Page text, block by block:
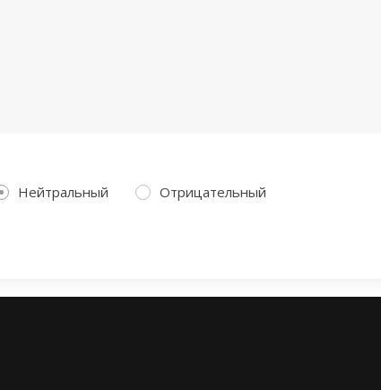
Нейтральный Отрицательный